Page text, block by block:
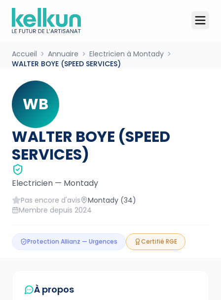
Accueil Annuaire
Electricien à Montady
WALTER BOYE (SPEED SERVICES)
WB
WALTER BOYE (SPEED
SERVICES)
Electricien — Montady
Pas encore d'avis Montady (34)
Membre depuis 2024
Protection Allianz — Urgences Certifié RGE
À propos